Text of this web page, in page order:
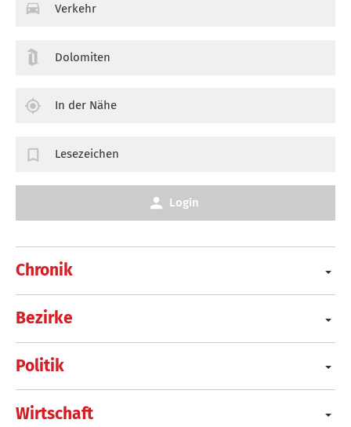
Chronik
Bezirke
Politik
Wirtschaft
Verkehr
Dolomiten
In der Nähe
Lesezeichen
Login